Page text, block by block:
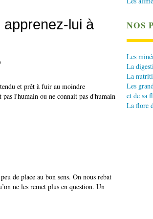
lui à
et prêt à fuir au moindre
l'humain ou ne connait pas d'humain
de place au bon sens. On nous rebat
ne les remet plus en question. Un
NOS
Les
La
La
Les
et de sa
La flore